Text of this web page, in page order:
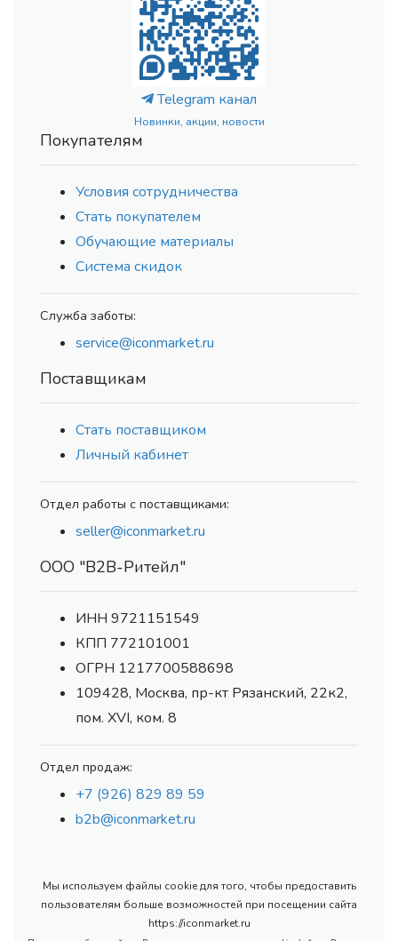
Telegram канал
Новинки, акции, новости
Покупателям
Условия сотрудничества
Стать покупателем
Обучающие материалы
Система скидок
Служба заботы:
service@iconmarket.ru
Поставщикам
Стать поставщиком
Личный кабинет
Отдел работы с поставщиками:
seller@iconmarket.ru
ООО "В2В-Ритейл"
ИНН 9721151549
КПП 772101001
ОГРН 1217700588698
109428, Москва, пр-кт Рязанский, 22к2,
пом. XVI, ком. 8
Отдел продаж:
+7 (926) 829 89 59
b2b@iconmarket.ru
Мы используем файлы cookie для того, чтобы предоставить
пользователям больше возможностей при посещении сайта
https://iconmarket.ru